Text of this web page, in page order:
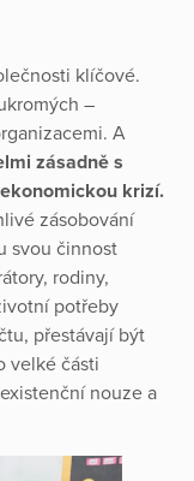
klíčové.
–
A
zásadně s
krizí.
zásobování
svou činnost
rodiny,
potřeby
přestávají být
velké části
nouze a